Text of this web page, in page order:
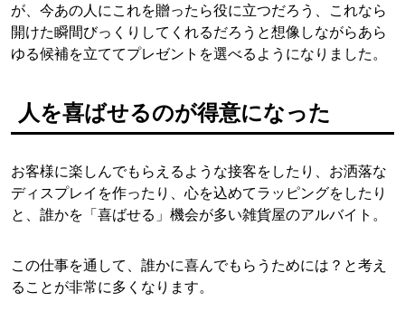
が、今あの人にこれを贈ったら役に立つだろう、これなら
開けた瞬間びっくりしてくれるだろうと想像しながらあら
ゆる候補を立ててプレゼントを選べるようになりました。
人を喜ばせるのが得意になった
お客様に楽しんでもらえるような接客をしたり、お洒落な
ディスプレイを作ったり、心を込めてラッピングをしたり
と、誰かを「喜ばせる」機会が多い雑貨屋のアルバイト。
この仕事を通して、誰かに喜んでもらうためには？と考え
ることが非常に多くなります。